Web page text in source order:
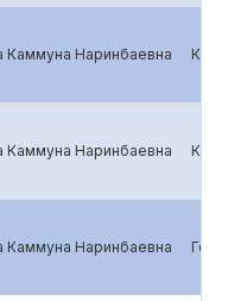
Каммуна Наринбаевна
Каммуна Наринбаевна
Каммуна Наринбаевна